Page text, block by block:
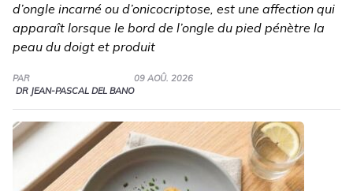
d’ongle incarné ou d’onicocriptose, est une affection qui
apparaît lorsque le bord de l’ongle du pied pénètre la
peau du doigt et produit
PAR
DR JEAN-PASCAL DEL BANO
09 AOÛ. 2026